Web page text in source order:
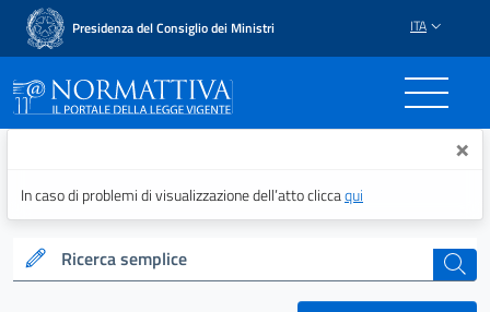
Presidenza del Consiglio dei Ministri ITA
Normattiva - Il portale ×
In caso di problemi di visualizzazione dell’atto cliccaqui
Ricerca semplice cerca